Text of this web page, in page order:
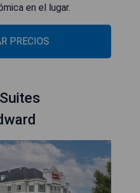
en el lugar.
PRECIOS